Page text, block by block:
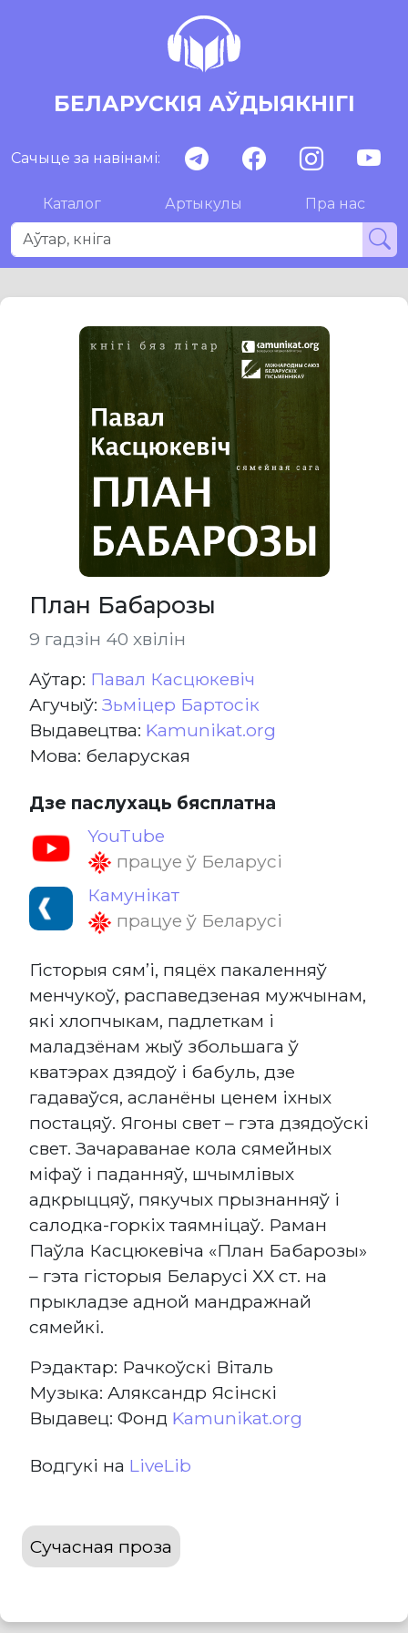
БЕЛАРУСКІЯ АЎДЫЯКНІГІ
Сачыце за навінамі:
Каталог Артыкулы Пра нас
План Бабарозы
9 гадзін 40 хвілін
Aўтар: Павал Касцюкевіч
Агучыў: Зьміцер Бартосік
Выдавецтва: Kamunikat.org
Мова: беларуская
Дзе паслухаць бясплатна
YouTube
працуе ў Беларусі
Камунікат
працуе ў Беларусі
Гісторыя сям’і, пяцёх пакаленняў
менчукоў, распаведзеная мужчынам,
які хлопчыкам, падлеткам і
маладзёнам жыў збольшага ў
кватэрах дзядоў і бабуль, дзе
гадаваўся, асланёны ценем іхных
постацяў. Ягоны свет – гэта дзядоўскі
свет. Зачараванае кола сямейных
міфаў і паданняў, шчымлівых
адкрыццяў, пякучых прызнанняў і
салодка-горкіх таямніцаў. Раман
Паўла Касцюкевіча «План Бабарозы»
– гэта гісторыя Беларусі ХХ ст. на
прыкладзе адной мандражнай
сямейкі.
Рэдактар: Рачкоўскі Віталь
Музыка: Аляксандр Ясінскі
Выдавец: Фонд Kamunikat.org
Водгукі на LiveLib
Сучасная проза